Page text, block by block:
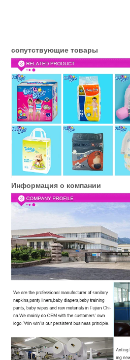
сопутствующие товары
Информация о компании